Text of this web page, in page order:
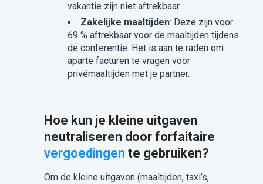
vakantie zijn niet aftrekbaar.
Zakelijke maaltijden: Deze zijn voor
69 % aftrekbaar voor de maaltijden tijdens
de conferentie. Het is aan te raden om
aparte facturen te vragen voor
privémaaltijden met je partner.
Hoe kun je kleine uitgaven
neutraliseren door forfaitaire
vergoedingen te gebruiken?
Om de kleine uitgaven (maaltijden, taxi’s,